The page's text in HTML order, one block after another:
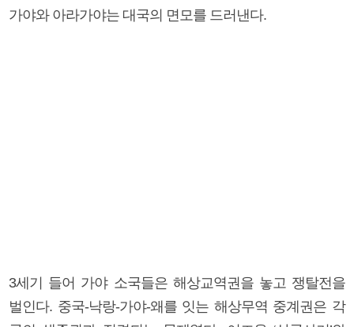
가야와 아라가야는 대국의 면모를 드러낸다.
3세기 들어 가야 소국들은 해상교역권을 놓고 쟁탈전을
벌인다. 중국-낙랑-가야-왜를 잇는 해상무역 중계권은 각